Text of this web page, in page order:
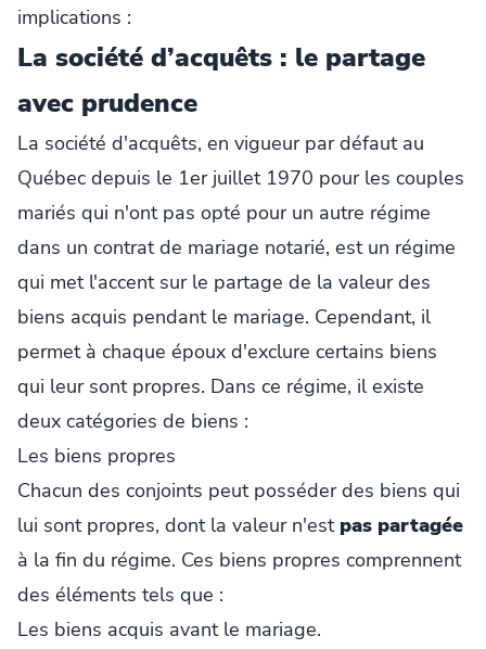
implications :
La société d’acquêts : le partage
avec prudence
La société d'acquêts, en vigueur par défaut au
Québec depuis le 1er juillet 1970 pour les couples
mariés qui n'ont pas opté pour un autre régime
dans un contrat de mariage notarié, est un régime
qui met l'accent sur le partage de la valeur des
biens acquis pendant le mariage. Cependant, il
permet à chaque époux d'exclure certains biens
qui leur sont propres. Dans ce régime, il existe
deux catégories de biens :
Les biens propres
Chacun des conjoints peut posséder des biens qui
lui sont propres, dont la valeur n'est pas partagée
à la fin du régime. Ces biens propres comprennent
des éléments tels que :
Les biens acquis avant le mariage.